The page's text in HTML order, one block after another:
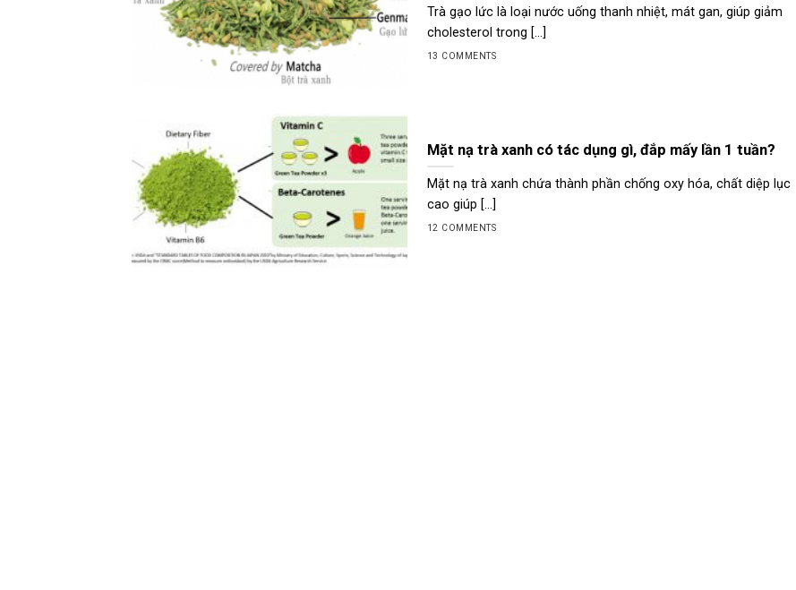
Trà gạo lức là loại nước uống thanh nhiệt, mát gan, giúp giảm
cholesterol trong [...]
13 COMMENTS
Mặt nạ trà xanh có tác dụng gì, đắp mấy lần 1 tuần?
Mặt nạ trà xanh chứa thành phần chống oxy hóa, chất diệp lục
cao giúp [...]
12 COMMENTS